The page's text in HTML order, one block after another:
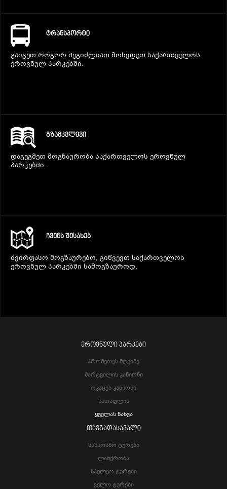
ᲢᲠᲐᲜᲡᲞᲝᲠᲢᲘ
გაიგეთ როგორ შეგიძლიათ მოხვდეთ საქართველოს
ეროვნულ პარკებში.
ᲒᲖᲐᲛᲙᲕᲚᲔᲕᲘ
დაგეგმეთ მოგზაურობა საქართველოს ეროვნულ
პარკებში.
ᲩᲕᲔᲜᲡ ᲨᲔᲡᲐᲮᲔᲑ
ძვირფასო მოგზაურებო, გიწვევთ საქართველოს
ეროვნულ პარკებში სამოგზაუროდ.
ᲔᲠᲝᲕᲜᲣᲚᲘ ᲞᲐᲠᲙᲔᲑᲘ
Პრომეთეს Მღვიმე
Მარტვილის Კანიონი
Ოკაცეს Კანიონი
Სათაფლია
Ყველას Ნახვა
ᲗᲐᲕᲒᲐᲓᲐᲡᲐᲕᲐᲚᲘ
Სანაოსნო Ტურები
Ლაშქრობა
Სპელეო Ტურები
Ველო Ტურები